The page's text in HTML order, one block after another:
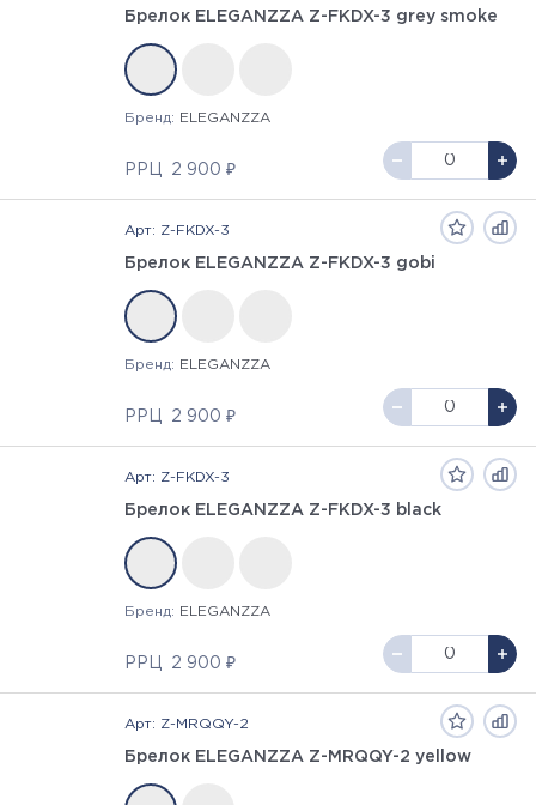
Брелок ELEGANZZA Z-FKDX-3 grey smoke
Бренд: ELEGANZZA
РРЦ 2 900 ₽
Арт: Z-FKDX-3
Брелок ELEGANZZA Z-FKDX-3 gobi
Бренд: ELEGANZZA
РРЦ 2 900 ₽
Арт: Z-FKDX-3
Брелок ELEGANZZA Z-FKDX-3 black
Бренд: ELEGANZZA
РРЦ 2 900 ₽
Арт: Z-MRQQY-2
Брелок ELEGANZZA Z-MRQQY-2 yellow